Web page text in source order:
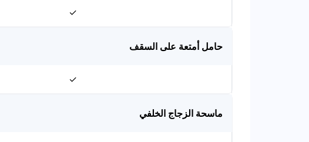
✓
حامل أمتعة على السقف
✓
ماسحة الزجاج الخلفي